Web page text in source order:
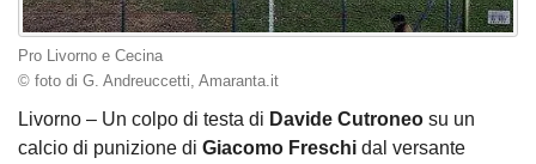
Pro Livorno e Cecina
© foto di G. Andreuccetti, Amaranta.it
Livorno – Un colpo di testa di Davide Cutroneo su un
calcio di punizione di Giacomo Freschi dal versante